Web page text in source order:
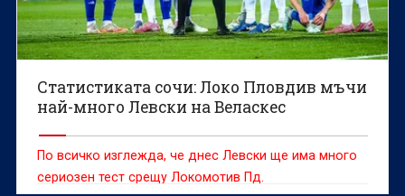
Статистиката сочи: Локо Пловдив мъчи
най-много Левски на Веласкес
По всичко изглежда, че днес Левски ще има много
сериозен тест срещу Локомотив Пд.